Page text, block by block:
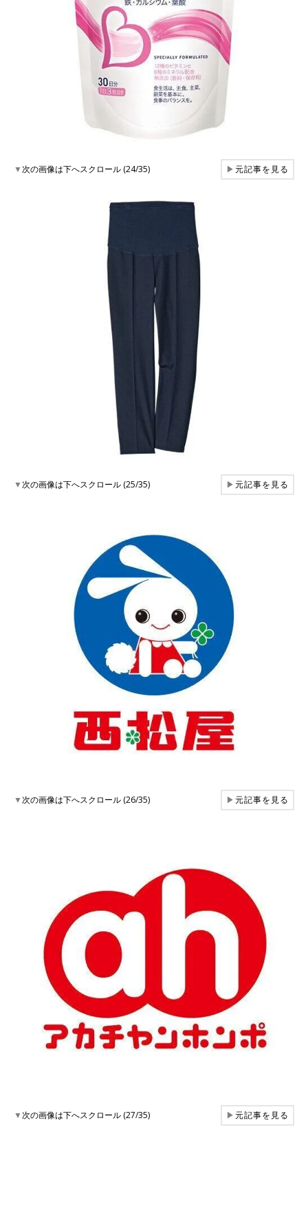
▼次の画像は下へスクロール (24/35) ▶元記事を見る
▼次の画像は下へスクロール (25/35) ▶元記事を見る
▼次の画像は下へスクロール (26/35) ▶元記事を見る
▼次の画像は下へスクロール (27/35) ▶元記事を見る